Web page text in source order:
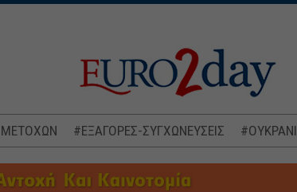
ΜΕΤΟΧΩΝ #ΕΞΑΓΟΡΕΣ-ΣΥΓΧΩΝΕΥΣΕΙΣ